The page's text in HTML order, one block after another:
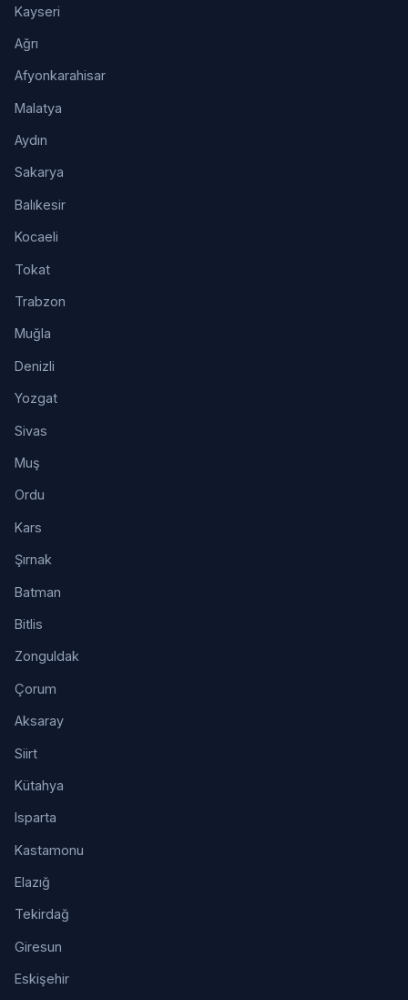
Kayseri
Ağrı
Afyonkarahisar
Malatya
Aydın
Sakarya
Balıkesir
Kocaeli
Tokat
Trabzon
Muğla
Denizli
Yozgat
Sivas
Muş
Ordu
Kars
Şırnak
Batman
Bitlis
Zonguldak
Çorum
Aksaray
Siirt
Kütahya
Isparta
Kastamonu
Elazığ
Tekirdağ
Giresun
Eskişehir